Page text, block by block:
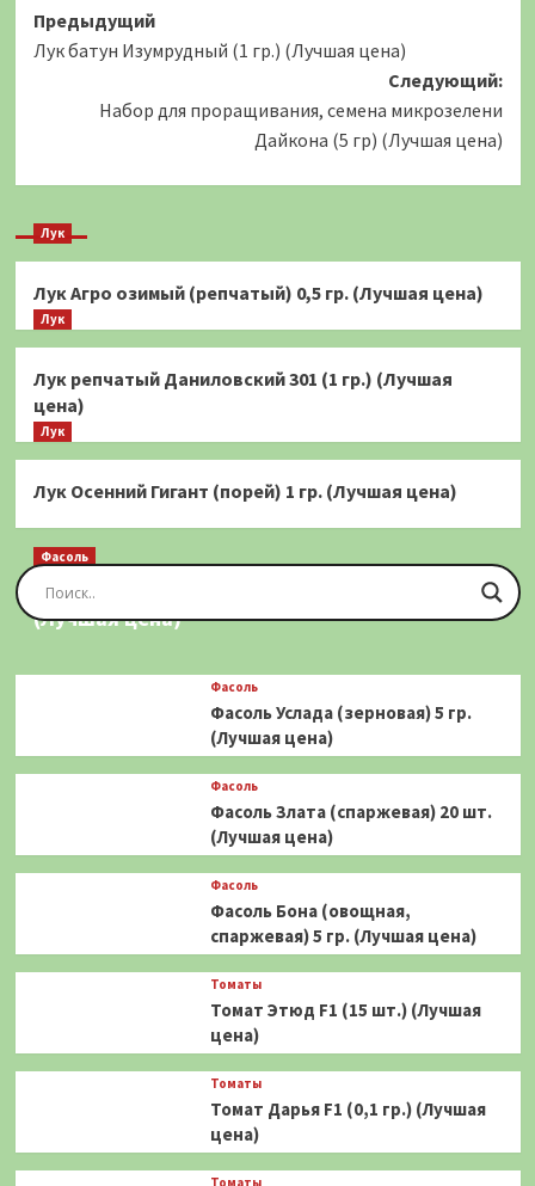
Навигация
записи
Предыдущий
Лук батун Изумрудный (1 гр.) (Лучшая цена)
Следующий:
Набор для проращивания, семена микрозелени
Дайкона (5 гр) (Лучшая цена)
Лук
Лук Агро озимый (репчатый) 0,5 гр. (Лучшая цена)
Лук
Лук репчатый Даниловский 301 (1 гр.) (Лучшая
цена)
Лук
Лук Осенний Гигант (порей) 1 гр. (Лучшая цена)
Фасоль
Фасоль Золотая Сакса (спаржевая) 20 шт.
(Лучшая цена)
Фасоль
Фасоль Услада (зерновая) 5 гр.
(Лучшая цена)
Фасоль
Фасоль Злата (спаржевая) 20 шт.
(Лучшая цена)
Фасоль
Фасоль Бона (овощная,
спаржевая) 5 гр. (Лучшая цена)
Томаты
Томат Этюд F1 (15 шт.) (Лучшая
цена)
Томаты
Томат Дарья F1 (0,1 гр.) (Лучшая
цена)
Томаты